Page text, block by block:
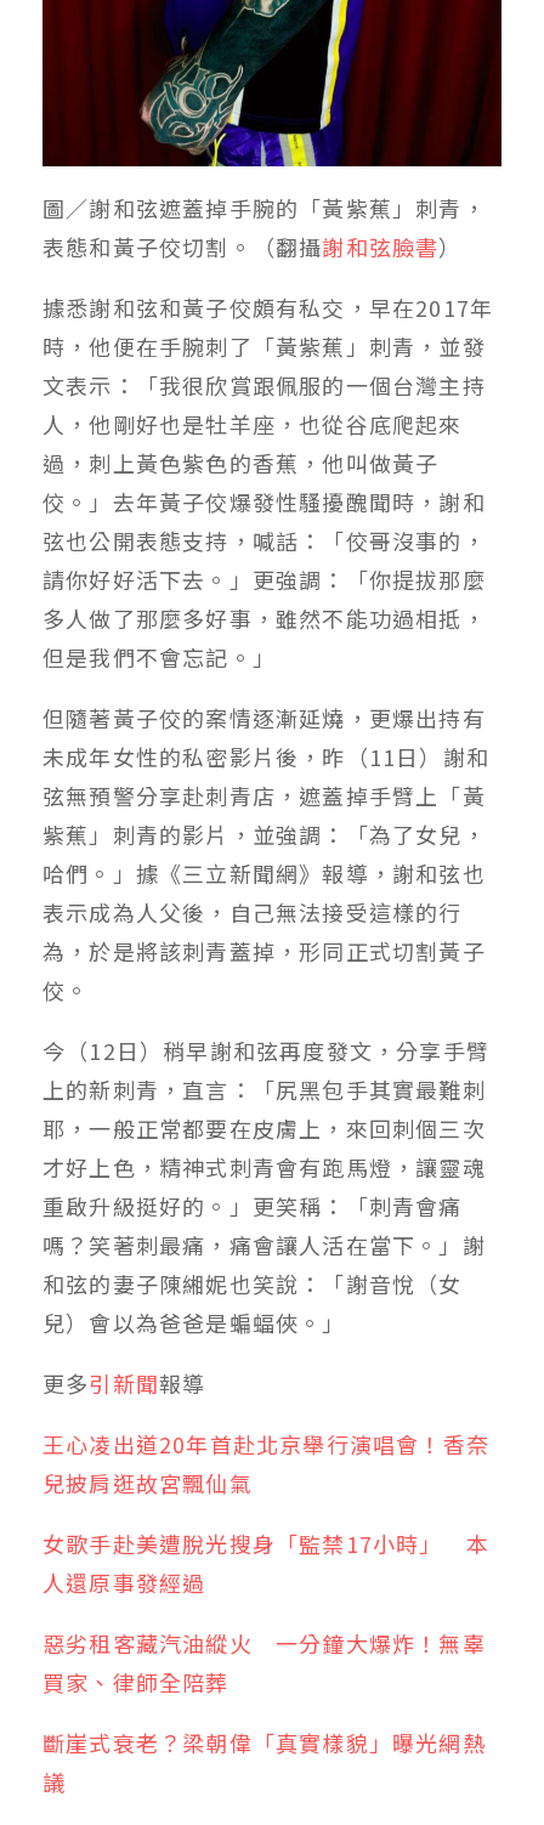
圖／謝和弦遮蓋掉手腕的「黃紫蕉」刺青，
表態和黃子佼切割。（翻攝謝和弦臉書）
據悉謝和弦和黃子佼頗有私交，早在2017年
時，他便在手腕刺了「黃紫蕉」刺青，並發
文表示：「我很欣賞跟佩服的一個台灣主持
人，他剛好也是牡羊座，也從谷底爬起來
過，刺上黃色紫色的香蕉，他叫做黃子
佼。」去年黃子佼爆發性騷擾醜聞時，謝和
弦也公開表態支持，喊話：「佼哥沒事的，
請你好好活下去。」更強調：「你提拔那麼
多人做了那麼多好事，雖然不能功過相抵，
但是我們不會忘記。」
但隨著黃子佼的案情逐漸延燒，更爆出持有
未成年女性的私密影片後，昨（11日）謝和
弦無預警分享赴刺青店，遮蓋掉手臂上「黃
紫蕉」刺青的影片，並強調：「為了女兒，
哈們。」據《三立新聞網》報導，謝和弦也
表示成為人父後，自己無法接受這樣的行
為，於是將該刺青蓋掉，形同正式切割黃子
佼。
今（12日）稍早謝和弦再度發文，分享手臂
上的新刺青，直言：「尻黑包手其實最難刺
耶，一般正常都要在皮膚上，來回刺個三次
才好上色，精神式刺青會有跑馬燈，讓靈魂
重啟升級挺好的。」更笑稱：「刺青會痛
嗎？笑著刺最痛，痛會讓人活在當下。」謝
和弦的妻子陳緗妮也笑說：「謝音悅（女
兒）會以為爸爸是蝙蝠俠。」
更多引新聞報導
王心凌出道20年首赴北京舉行演唱會！香奈
兒披肩逛故宮飄仙氣
女歌手赴美遭脫光搜身「監禁17小時」 本
人還原事發經過
惡劣租客藏汽油縱火 一分鐘大爆炸！無辜
買家、律師全陪葬
斷崖式衰老？梁朝偉「真實樣貌」曝光網熱
議